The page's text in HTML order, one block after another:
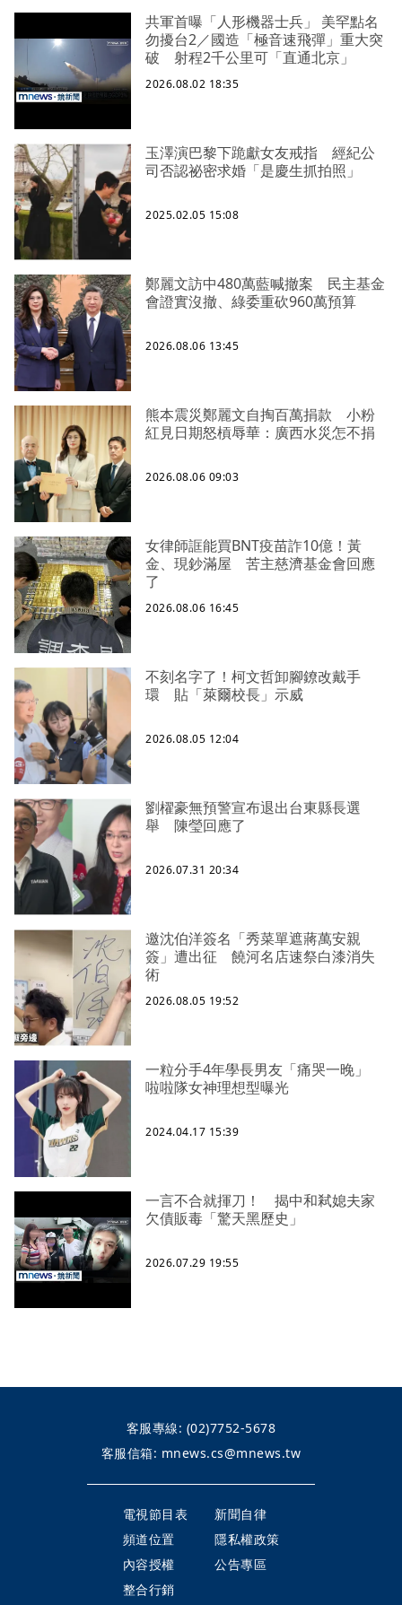
共軍首曝「人形機器士兵」 美罕點名
勿擾台2／國造「極音速飛彈」重大突
破 射程2千公里可「直通北京」
2026.08.02 18:35
玉澤演巴黎下跪獻女友戒指 經紀公
司否認祕密求婚「是慶生抓拍照」
2025.02.05 15:08
鄭麗文訪中480萬藍喊撤案 民主基金
會證實沒撤、綠委重砍960萬預算
2026.08.06 13:45
熊本震災鄭麗文自掏百萬捐款 小粉
紅見日期怒槓辱華：廣西水災怎不捐
2026.08.06 09:03
女律師誆能買BNT疫苗詐10億！黃
金、現鈔滿屋 苦主慈濟基金會回應
了
2026.08.06 16:45
不刻名字了！柯文哲卸腳鐐改戴手
環 貼「萊爾校長」示威
2026.08.05 12:04
劉櫂豪無預警宣布退出台東縣長選
舉 陳瑩回應了
2026.07.31 20:34
邀沈伯洋簽名「秀菜單遮蔣萬安親
簽」遭出征 饒河名店速祭白漆消失
術
2026.08.05 19:52
一粒分手4年學長男友「痛哭一晚」
啦啦隊女神理想型曝光
2024.04.17 15:39
一言不合就揮刀！ 揭中和弒媳夫家
欠債販毒「驚天黑歷史」
2026.07.29 19:55
客服專線: (02)7752-5678
客服信箱: mnews.cs@mnews.tw
電視節目表
新聞自律
頻道位置
隱私權政策
內容授權
公告專區
整合行銷